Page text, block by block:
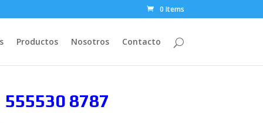
0 Items
Productos Nosotros Contacto
555530 8787